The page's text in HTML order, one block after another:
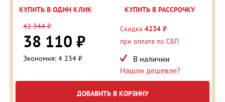
КУПИТЬ В ОДИН КЛИК
КУПИТЬ В РАССРОЧКУ
42 344 ₽
38 110 ₽
Экономия: 4 234 ₽
Скидка 4234 ₽
при оплате по СБП
В наличии
Нашли дешевле?
ДОБАВИТЬ В КОРЗИНУ